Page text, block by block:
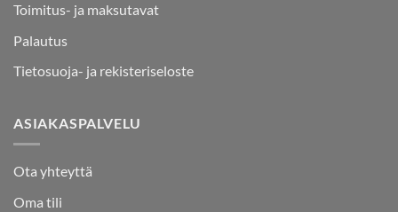
Toimitus- ja maksutavat
Palautus
Tietosuoja- ja rekisteriseloste
ASIAKASPALVELU
Ota yhteyttä
Oma tili